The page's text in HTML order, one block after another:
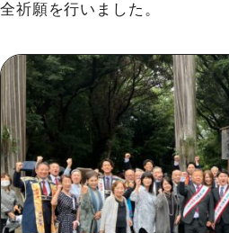
全祈願を⾏いました。